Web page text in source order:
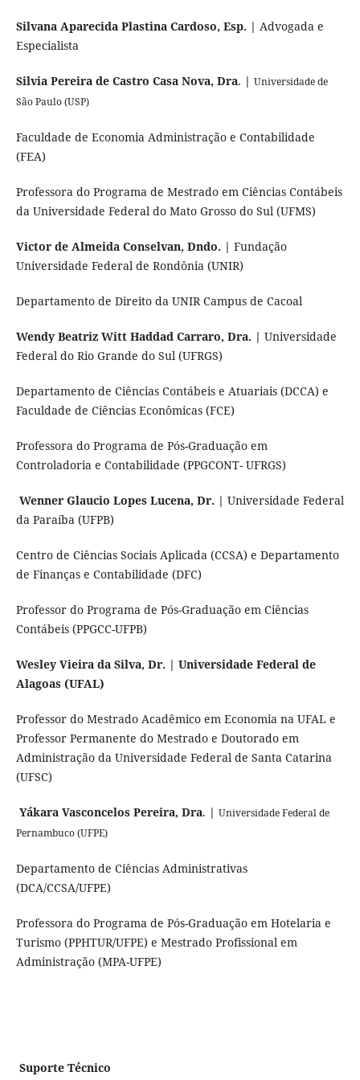
Silvana Aparecida Plastina Cardoso, Esp. | Advogada e
Especialista
Silvia Pereira de Castro Casa Nova, Dra. | Universidade de
São Paulo (USP)
Faculdade de Economia Administração e Contabilidade
(FEA)
Professora do Programa de Mestrado em Ciências Contábeis
da Universidade Federal do Mato Grosso do Sul (UFMS)
Victor de Almeida Conselvan, Dndo. | Fundação
Universidade Federal de Rondônia (UNIR)
Departamento de Direito da UNIR Campus de Cacoal
Wendy Beatriz Witt Haddad Carraro, Dra. | Universidade
Federal do Rio Grande do Sul (UFRGS)
Departamento de Ciências Contábeis e Atuariais (DCCA) e
Faculdade de Ciências Econômicas (FCE)
Professora do Programa de Pós-Graduação em
Controladoria e Contabilidade (PPGCONT- UFRGS)
Wenner Glaucio Lopes Lucena, Dr. | Universidade Federal
da Paraíba (UFPB)
Centro de Ciências Sociais Aplicada (CCSA) e Departamento
de Finanças e Contabilidade (DFC)
Professor do Programa de Pós-Graduação em Ciências
Contábeis (PPGCC-UFPB)
Wesley Vieira da Silva, Dr. | Universidade Federal de
Alagoas (UFAL)
Professor do Mestrado Acadêmico em Economia na UFAL e
Professor Permanente do Mestrado e Doutorado em
Administração da Universidade Federal de Santa Catarina
(UFSC)
Yákara Vasconcelos Pereira, Dra. | Universidade Federal de
Pernambuco (UFPE)
Departamento de Ciências Administrativas
(DCA/CCSA/UFPE)
Professora do Programa de Pós-Graduação em Hotelaria e
Turismo (PPHTUR/UFPE) e Mestrado Profissional em
Administração (MPA-UFPE)
Suporte Técnico